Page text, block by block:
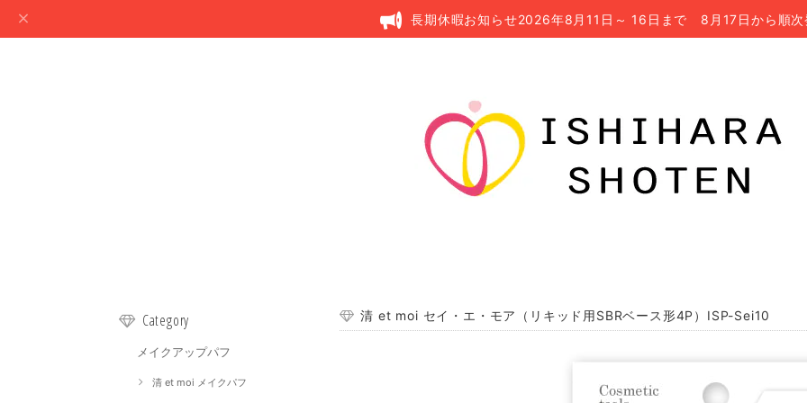
長期休暇お知らせ2026年8月11日～ 16日まで 8月17日から順次
Category
メイクアップパフ
清 et moi メイクパフ
清 et moi セイ・エ・モア（リキッド用SBRベース形4P）ISP-Sei10